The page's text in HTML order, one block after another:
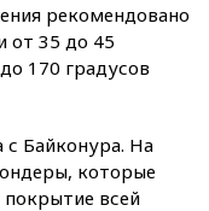
рекомендовано
от 35 до 45
170 градусов
с Байконура. На
которые
покрытие всей